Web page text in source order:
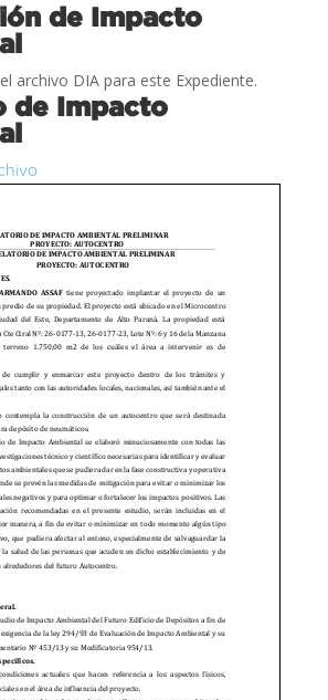
de Impacto
archivo DIA para este Expediente.
de Impacto